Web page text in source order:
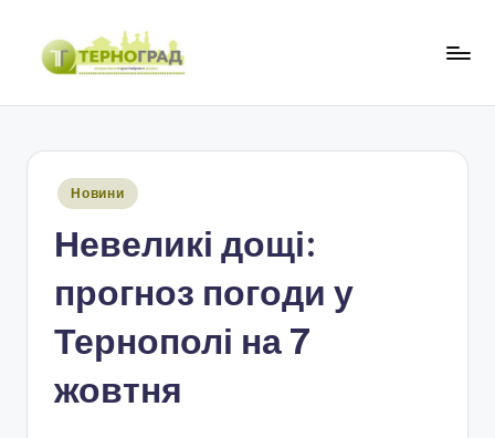
Перейти
Опубліковано
Новини
Невеликі дощі:
прогноз погоди у
Тернополі на 7
жовтня